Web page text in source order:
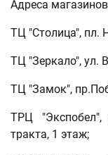
Адреса
ТЦ "Столица", пл.
ТЦ "Зеркало", ул.
ТЦ "Замок",
ТРЦ
тракта, 1 этаж;